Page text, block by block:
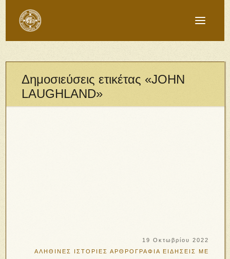
Δημοσιεύσεις ετικέτας «JOHN
LAUGHLAND»
19 Οκτωβρίου 2022
ΑΛΗΘΙΝΕΣ ΙΣΤΟΡΙΕΣ ΑΡΘΡΟΓΡΑΦΙΑ ΕΙΔΗΣΕΙΣ ΜΕ